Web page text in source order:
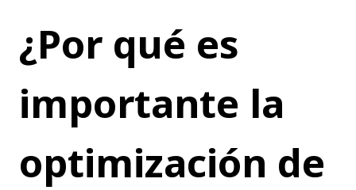
¿Por qué es
importante la
optimización de